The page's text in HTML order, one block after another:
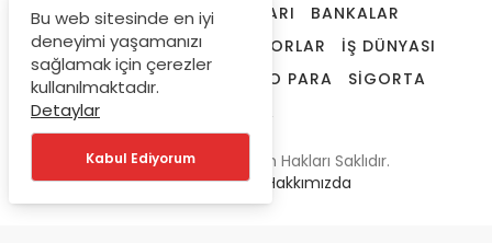
ANA SAYFA İŞ İLANLARI
BANKALAR
FINANSAL ARAÇLAR
RAPORLAR
İŞ DÜNYASI
SPK LISANSLAMA
KRIPTO PARA
SIGORTA
DÜNYA
© Telif Hakkı 2019, Tüm Hakları Saklıdır.
Gizlilik Politikası
Hakkımızda
Bu web sitesinde en iyi
deneyimi yaşamanızı
sağlamak için çerezler
kullanılmaktadır.
Detaylar
Kabul Ediyorum